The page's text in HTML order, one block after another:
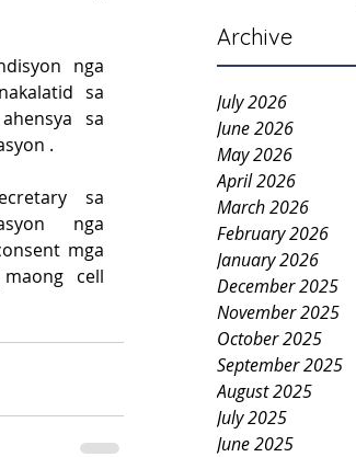
Archive
July 2026
June 2026
May 2026
April 2026
March 2026
February 2026
January 2026
December 2025
November 2025
October 2025
September 2025
August 2025
July 2025
June 2025
nga
sa
sa
.
sa
nga
mga
cell